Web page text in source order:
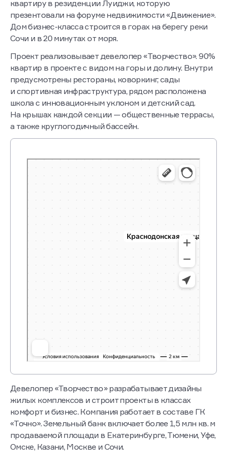
квартиру в резиденции Луиджи, которую
презентовали на форуме недвижимости «Движение».
Дом бизнес-класса строится в горах на берегу реки
Сочи и в 20 минутах от моря.
Проект реализовывает девелопер «Творчество». 90%
квартир в проекте с видом на горы и долину. Внутри
предусмотрены рестораны, коворкинг, сады
и спортивная инфраструктура, рядом расположена
школа с инновационным уклоном и детский сад.
На крышах каждой секции — общественные террасы,
а также круглогодичный бассейн.
Девелопер «Творчество» разрабатывает дизайны
жилых комплексов и строит проекты в классах
комфорт и бизнес. Компания работает в составе ГК
«Точно». Земельный банк включает более 1,5 млн кв. м
продаваемой площади в Екатеринбурге, Тюмени, Уфе,
Омске, Казани, Москве и Сочи.